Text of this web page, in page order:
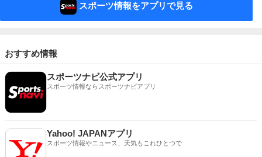
スポーツ情報をアプリで見る
おすすめ情報
スポーツナビ公式アプリ
スポーツ情報ならスポーツナビアプリ
Yahoo! JAPANアプリ
スポーツ情報やニュース、天気もこれひとつで